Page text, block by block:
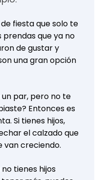
fiesta que solo te
prendas que ya no
de gustar y
una gran opción
par, pero no te
Entonces es
Si tienes hijos,
el calzado que
van creciendo.
no tienes hijos